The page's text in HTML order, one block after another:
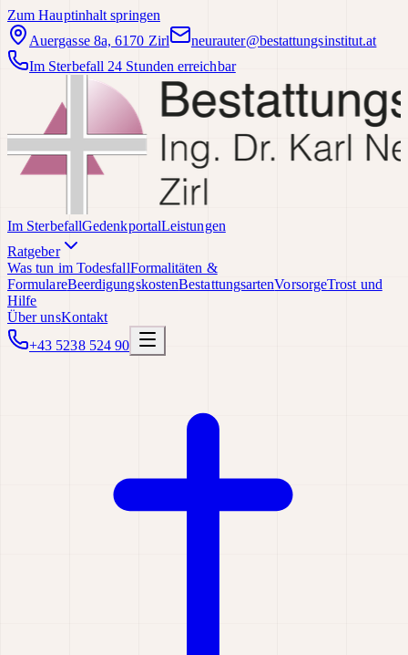
Zum Hauptinhalt springen
Auergasse 8a, 6170 Zirl
neurauter@bestattungsinstitut.at
Im Sterbefall 24 Stunden erreichbar
Im SterbefallGedenkportalLeistungen
Ratgeber
Was tun im TodesfallFormalitäten &
FormulareBeerdigungskostenBestattungsartenVorsorgeTrost und
Hilfe
Über unsKontakt
+43 5238 524 90